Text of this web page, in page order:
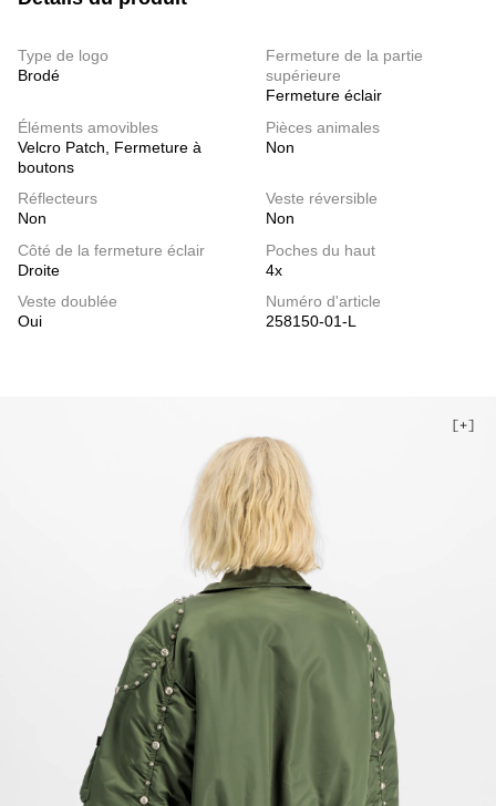
Type de logo
Brodé
Fermeture de la partie
supérieure
Fermeture éclair
Éléments amovibles
Velcro Patch, Fermeture à
boutons
Pièces animales
Non
Réflecteurs
Non
Veste réversible
Non
Côté de la fermeture éclair
Droite
Poches du haut
4x
Veste doublée
Oui
Numéro d'article
258150-01-L